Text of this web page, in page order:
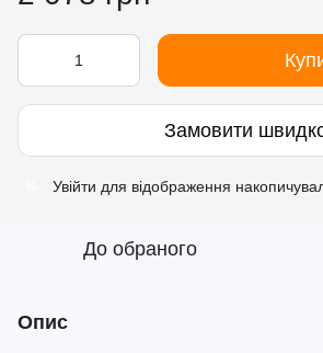
Замовити
Увійти для відображення
До обраного
Опис